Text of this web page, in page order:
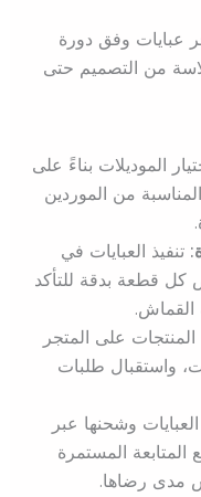
وفق دورة
من التصميم حتى
الموديلات بناءً على
من الموردين
تنفيذ العبايات في
قطعة بدقة للتأكد
على المتجر
واستقبال طلبات
وشحنها عبر
المستمرة
مدى رضاها.